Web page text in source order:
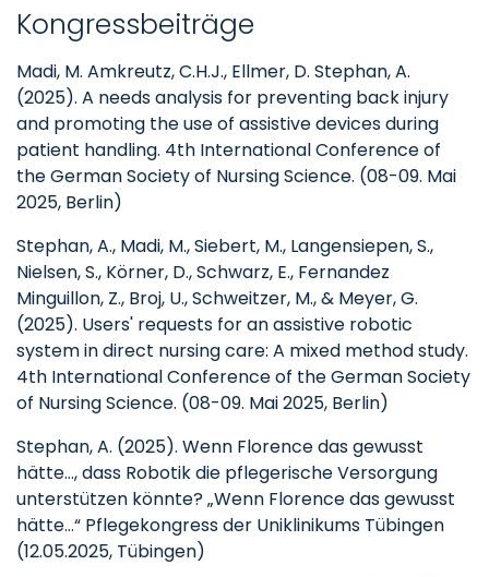
Kongressbeiträge
Madi, M. Amkreutz, C.H.J., Ellmer, D. Stephan, A.
(2025). A needs analysis for preventing back injury
and promoting the use of assistive devices during
patient handling. 4th International Conference of
the German Society of Nursing Science. (08-09. Mai
2025, Berlin)
Stephan, A., Madi, M., Siebert, M., Langensiepen, S.,
Nielsen, S., Körner, D., Schwarz, E., Fernandez
Minguillon, Z., Broj, U., Schweitzer, M., & Meyer, G.
(2025). Users' requests for an assistive robotic
system in direct nursing care: A mixed method study.
4th International Conference of the German Society
of Nursing Science. (08-09. Mai 2025, Berlin)
Stephan, A. (2025). Wenn Florence das gewusst
hätte…, dass Robotik die pflegerische Versorgung
unterstützen könnte? „Wenn Florence das gewusst
hätte…“ Pflegekongress der Uniklinikums Tübingen
(12.05.2025, Tübingen)